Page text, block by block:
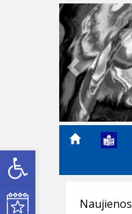
Open toolbar
Kultūros renginiai
Previous
Naujienos